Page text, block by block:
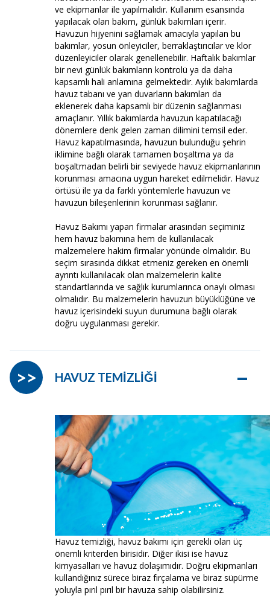
ve ekipmanlar ile yapılmalıdır. Kullanım esansında
yapılacak olan bakım, günlük bakımları içerir.
Havuzun hijyenini sağlamak amacıyla yapılan bu
bakımlar, yosun önleyiciler, berraklaştırıcılar ve klor
düzenleyiciler olarak genellenebilir. Haftalık bakımlar
bir nevi günlük bakımların kontrolü ya da daha
kapsamlı hali anlamına gelmektedir. Aylık bakımlarda
havuz tabanı ve yan duvarların bakımları da
eklenerek daha kapsamlı bir düzenin sağlanması
amaçlanır. Yıllık bakımlarda havuzun kapatılacağı
dönemlere denk gelen zaman dilimini temsil eder.
Havuz kapatılmasında, havuzun bulunduğu şehrin
iklimine bağlı olarak tamamen boşaltma ya da
boşaltmadan belirli bir seviyede havuz ekipmanlarının
korunması amacına uygun hareket edilmelidir. Havuz
örtüsü ile ya da farklı yöntemlerle havuzun ve
havuzun bileşenlerinin korunması sağlanır.
Havuz Bakımı yapan firmalar arasından seçiminiz
hem havuz bakımına hem de kullanılacak
malzemelere hakim firmalar yönünde olmalıdır. Bu
seçim sırasında dikkat etmeniz gereken en önemli
ayrıntı kullanılacak olan malzemelerin kalite
standartlarında ve sağlık kurumlarınca onaylı olması
olmalıdır. Bu malzemelerin havuzun büyüklüğüne ve
havuz içerisindeki suyun durumuna bağlı olarak
doğru uygulanması gerekir.
HAVUZ TEMİZLİĞİ –
>>
Havuz temizliği, havuz bakımı için gerekli olan üç
önemli kriterden birisidir. Diğer ikisi ise havuz
kimyasalları ve havuz dolaşımıdır. Doğru ekipmanları
kullandığınız sürece biraz fırçalama ve biraz süpürme
yoluyla pırıl pırıl bir havuza sahip olabilirsiniz.